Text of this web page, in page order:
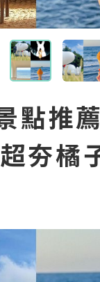
點推
夯橘